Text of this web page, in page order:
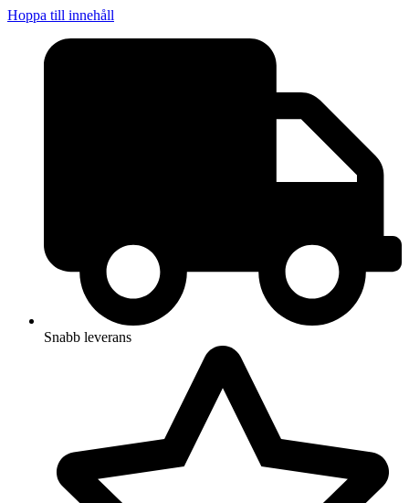
Hoppa till innehåll
Snabb leverans